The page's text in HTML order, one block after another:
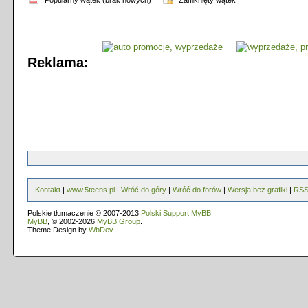
Reklama:
Kontakt | www.5teens.pl | Wróć do góry | Wróć do forów | Wersja bez grafiki | RSS
Polskie tłumaczenie © 2007-2013 Polski Support MyBB
MyBB , © 2002-2026 MyBB Group
Theme Design by WbDev